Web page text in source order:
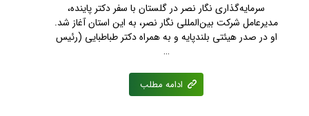
سرمایه‌گذاری نگار نصر در گلستان با سفر دکتر پاینده،
مدیرعامل شرکت بین‌المللی نگار نصر، به این استان آغاز شد.
او در صدر هیئتی بلندپایه و به همراه دکتر طباطبایی (رئیس
…
ادامه مطلب